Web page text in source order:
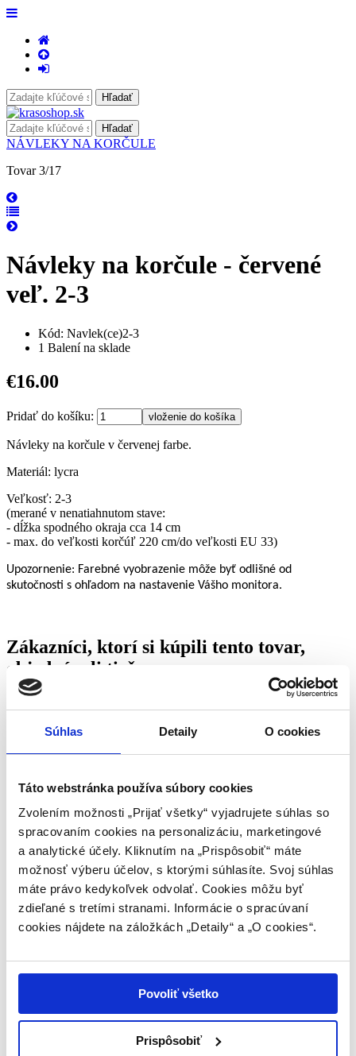
Súhlas Detaily O cookies
Táto webstránka používa súbory cookies
Zvolením možnosti „Prijať všetky“ vyjadrujete súhlas so
spracovaním cookies na personalizáciu, marketingové
a analytické účely. Kliknutím na „Prispôsobiť“ máte
možnosť výberu účelov, s ktorými súhlasíte. Svoj súhlas
máte právo kedykoľvek odvolať. Cookies môžu byť
zdieľané s tretími stranami. Informácie o spracúvaní
cookies nájdete na záložkách „Detaily“ a „O cookies“.
Povoliť všetko
Prispôsobiť
NÁVLEKY NA KORČULE
Tovar 3/17
Návleky na korčule - červené
veľ. 2-3
Kód: Navlek(ce)2-3
1 Balení na sklade
€16.00
Pridať do košíku:
Návleky na korčule v červenej farbe.
Materiál: lycra
Veľkosť: 2-3
(merané v nenatiahnutom stave:
- dĺžka spodného okraja cca 14 cm
- max. do veľkosti korčúľ 220 cm/do veľkosti EU 33)
Upozornenie: Farebné vyobrazenie môže byť odlišné od
skutočnosti s ohľadom na nastavenie Vášho monitora.
Zákazníci, ktorí si kúpili tento tovar,
objednávali tiež...
Publikovanie a šírenie obsahu vrátane loga a siluety
krasokorčuliarky v ňom použitej je bez predchádzajúceho súhlasu
zakázané.
Úvod
O nás, kontakt
Prihlásiť
Kategórie
ŠATY
DRESY
TR. NOHAVICE
klasické
cez korčuľu
OVERALY